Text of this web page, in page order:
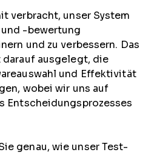
verbracht, unser System
-bewertung
und zu verbessern. Das
ausgelegt, die
und Effektivität
wobei wir uns auf
Entscheidungsprozesses
genau, wie unser Test-